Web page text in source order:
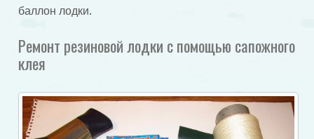
баллон лодки.
Ремонт резиновой лодки с помощью сапожного
клея